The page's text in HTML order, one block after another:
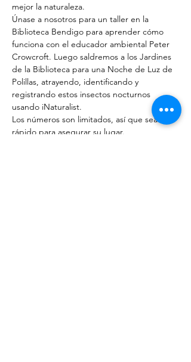
mejor la naturaleza.
Únase a nosotros para un taller en la
Biblioteca Bendigo para aprender cómo
funciona con el educador ambiental Peter
Crowcroft. Luego saldremos a los Jardines
de la Biblioteca para una Noche de Luz de
Polillas, atrayendo, identificando y
registrando estos insectos nocturnos
usando iNaturalist.
Los números son limitados, así que sea
rápido para asegurar su lugar.